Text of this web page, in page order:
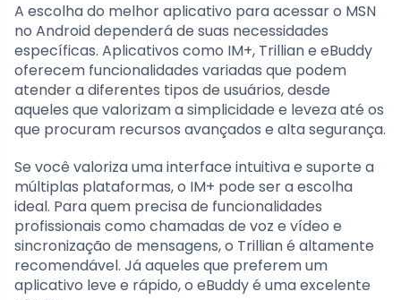
A escolha do melhor aplicativo para acessar o MSN
no Android dependerá de suas necessidades
específicas. Aplicativos como IM+, Trillian e eBuddy
oferecem funcionalidades variadas que podem
atender a diferentes tipos de usuários, desde
aqueles que valorizam a simplicidade e leveza até os
que procuram recursos avançados e alta segurança.
Se você valoriza uma interface intuitiva e suporte a
múltiplas plataformas, o IM+ pode ser a escolha
ideal. Para quem precisa de funcionalidades
profissionais como chamadas de voz e vídeo e
sincronização de mensagens, o Trillian é altamente
recomendável. Já aqueles que preferem um
aplicativo leve e rápido, o eBuddy é uma excelente